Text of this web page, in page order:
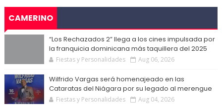
CAMERINO
“Los Rechazados 2” llega a los cines impulsada por
la franquicia dominicana más taquillera del 2025
Fiestas y Personalidades Aug 06, 2026
Wilfrido Vargas será homenajeado en las
Cataratas del Niágara por su legado al merengue
Fiestas y Personalidades Aug 04, 2026